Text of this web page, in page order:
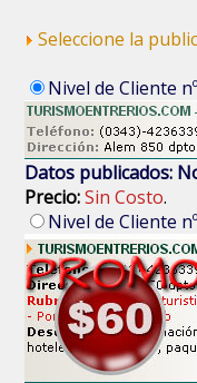
Seleccione la
Nivel de Cliente
Datos publicados:
Precio:Sin Costo.
Nivel de Cliente